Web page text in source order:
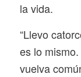
la vida.
“Llevo
es lo
vuelva